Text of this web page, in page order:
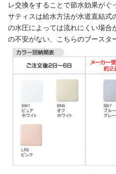
レ交換をすることで節水効果がぐ
サティスは給水方法が水道直結式
の水圧によっては流れにくい場合
の不安がない、こちらのブースタ